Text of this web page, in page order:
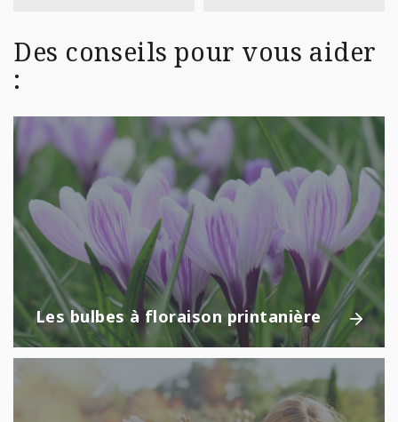
Des conseils pour vous aider
:
Les bulbes à floraison printanière